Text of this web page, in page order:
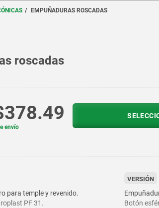
EMPUÑADURAS ROSCADAS
roscadas
envío
para temple y revenido.
PF 31.
VERSIÓN
Botón